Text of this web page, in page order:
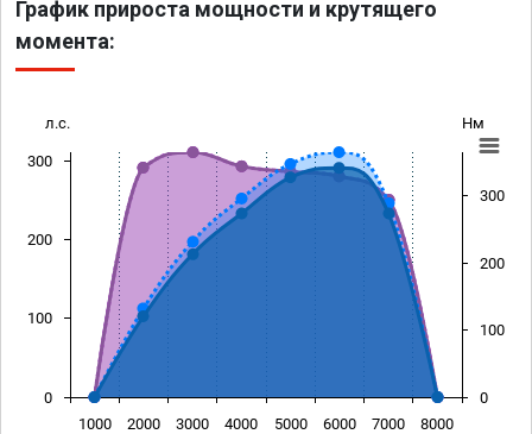
График прироста мощности и крутящего
момента:
л.с. Нм
1000 2000 3000 4000 5000 6000 7000 8000
0
100
200
300
0
100
200
300